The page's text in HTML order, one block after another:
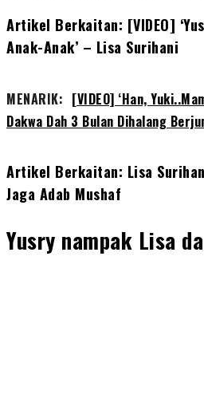
Artikel Berkaitan: [VIDEO]
Anak-Anak’ – Lisa Surihani
MENARIK: [VIDEO] ‘Han,
Dakwa Dah 3 Bulan Dihalang
Artikel Berkaitan: Lisa
Jaga Adab Mushaf
Yusry nampak Lisa